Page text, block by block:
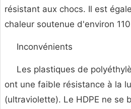
résistant aux chocs. Il est
chaleur soutenue d'environ
Inconvénients
Les plastiques de
ont une faible résistance à la
(ultraviolette). Le HDPE ne se